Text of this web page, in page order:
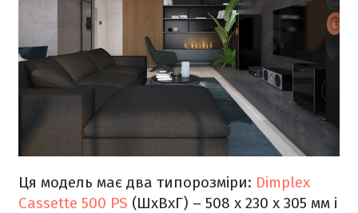
Ця модель має два типорозміри: Dimplex
Cassette 500 PS (ШхВхГ) – 508 x 230 x 305 мм і